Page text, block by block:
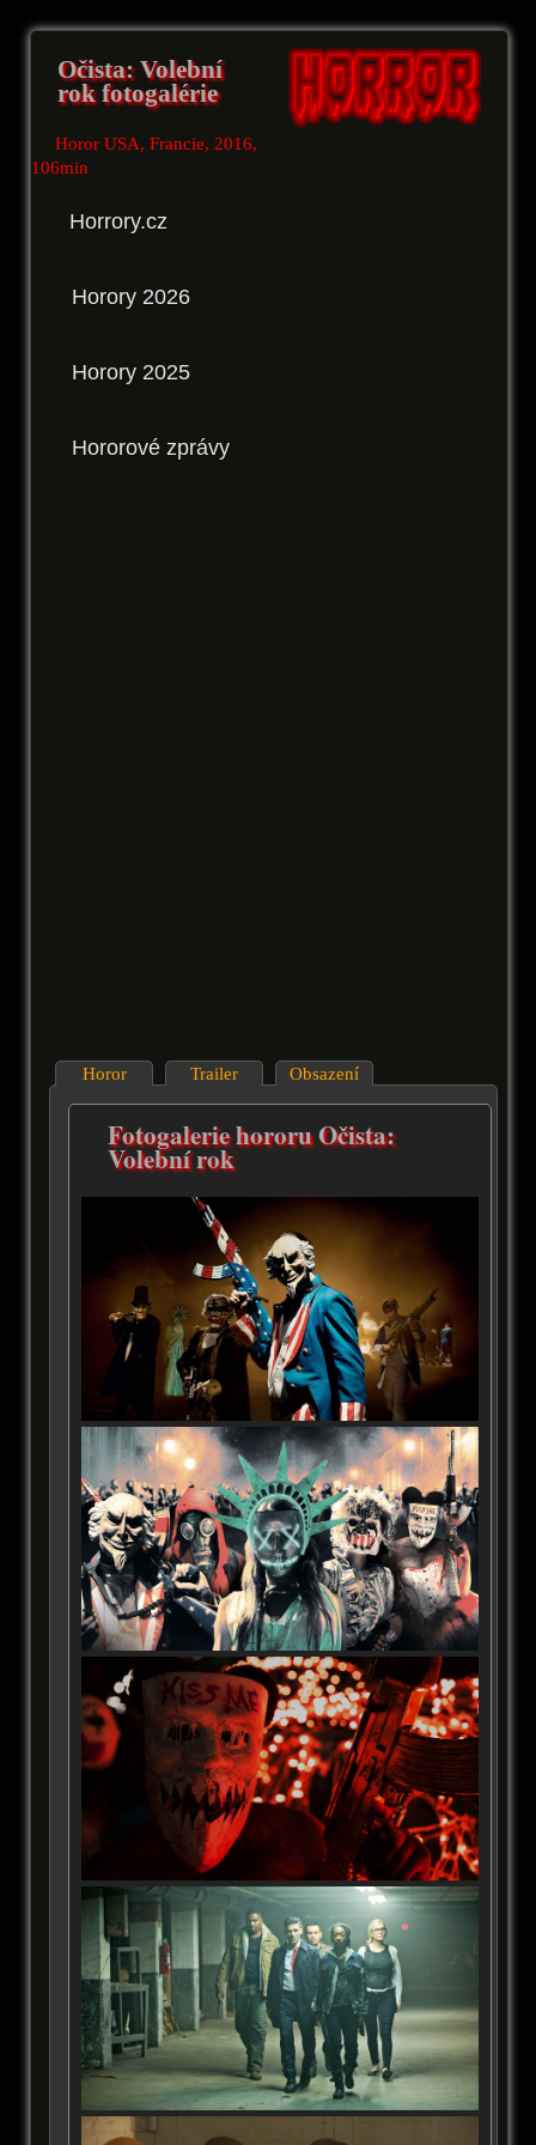
Očista: Volební
rok fotogalérie
Horor USA, Francie, 2016,
106min
Horrory.cz
Horory 2026
Horory 2025
Hororové zprávy
Horor Trailer Obsazení
Fotogalerie hororu Očista:
Volební rok